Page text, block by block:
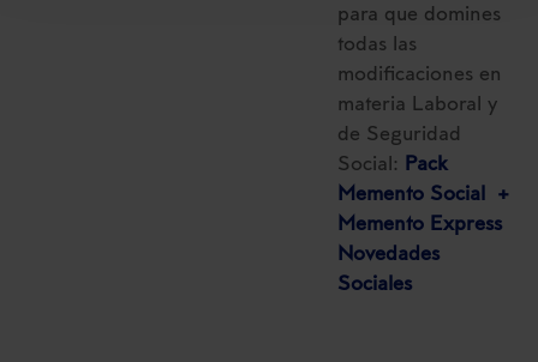
seleccionar solo aquellas que quieras permitir en tu
navegador. Si no seleccionas ninguna utilizaremos
las que sean indispensables para la navegación.
para que domines
todas las
modificaciones en
materia Laboral y
de Seguridad
Social: Pack
Memento Social +
Memento Express
Novedades
Sociales